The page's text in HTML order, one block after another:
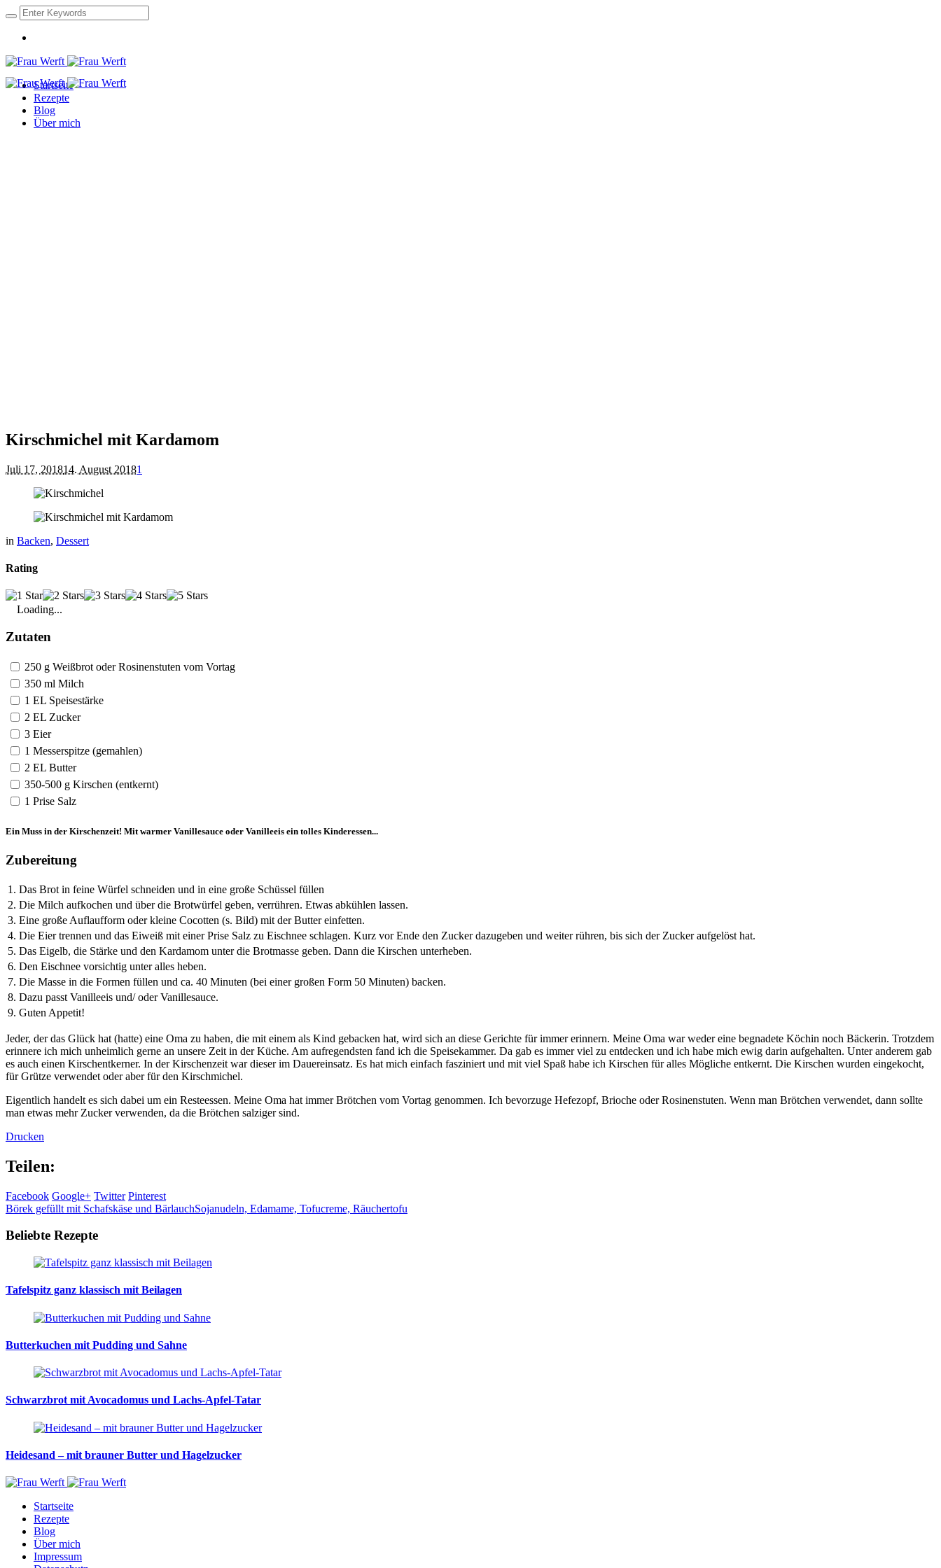
Startseite
Rezepte
Blog
Über mich
Kirschmichel mit Kardamom
Juli 17, 201814. August 20181
in Backen, Dessert
Rating
Loading...
Zutaten
250 g Weißbrot oder Rosinenstuten vom Vortag
350 ml Milch
1 EL Speisestärke
2 EL Zucker
3 Eier
1 Messerspitze (gemahlen)
2 EL Butter
350-500 g Kirschen (entkernt)
1 Prise Salz
Ein Muss in der Kirschenzeit! Mit warmer Vanillesauce oder Vanilleeis ein tolles Kinderessen...
Zubereitung
1. Das Brot in feine Würfel schneiden und in eine große Schüssel füllen
2. Die Milch aufkochen und über die Brotwürfel geben, verrühren. Etwas abkühlen lassen.
3. Eine große Auflaufform oder kleine Cocotten (s. Bild) mit der Butter einfetten.
4. Die Eier trennen und das Eiweiß mit einer Prise Salz zu Eischnee schlagen. Kurz vor Ende den Zucker dazugeben und weiter rühren, bis sich der Zucker aufgelöst hat.
5. Das Eigelb, die Stärke und den Kardamom unter die Brotmasse geben. Dann die Kirschen unterheben.
6. Den Eischnee vorsichtig unter alles heben.
7. Die Masse in die Formen füllen und ca. 40 Minuten (bei einer großen Form 50 Minuten) backen.
8. Dazu passt Vanilleeis und/ oder Vanillesauce.
9. Guten Appetit!
Jeder, der das Glück hat (hatte) eine Oma zu haben, die mit einem als Kind gebacken hat, wird sich an diese Gerichte für immer erinnern. Meine Oma war weder eine begnadete Köchin noch Bäckerin. Trotzdem
erinnere ich mich unheimlich gerne an unsere Zeit in der Küche. Am aufregendsten fand ich die Speisekammer. Da gab es immer viel zu entdecken und ich habe mich ewig darin aufgehalten. Unter anderem gab
es auch einen Kirschentkerner. In der Kirschenzeit war dieser im Dauereinsatz. Es hat mich einfach fasziniert und mit viel Spaß habe ich Kirschen für alles Mögliche entkernt. Die Kirschen wurden eingekocht,
für Grütze verwendet oder aber für den Kirschmichel.
Eigentlich handelt es sich dabei um ein Resteessen. Meine Oma hat immer Brötchen vom Vortag genommen. Ich bevorzuge Hefezopf, Brioche oder Rosinenstuten. Wenn man Brötchen verwendet, dann sollte
man etwas mehr Zucker verwenden, da die Brötchen salziger sind.
Drucken
Teilen:
Facebook Google+ Twitter Pinterest
Börek gefüllt mit Schafskäse und BärlauchSojanudeln, Edamame, Tofucreme, Räuchertofu
Beliebte Rezepte
Tafelspitz ganz klassisch mit Beilagen
Butterkuchen mit Pudding und Sahne
Schwarzbrot mit Avocadomus und Lachs-Apfel-Tatar
Heidesand – mit brauner Butter und Hagelzucker
Startseite
Rezepte
Blog
Über mich
Impressum